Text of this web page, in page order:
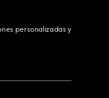
personalizadas y